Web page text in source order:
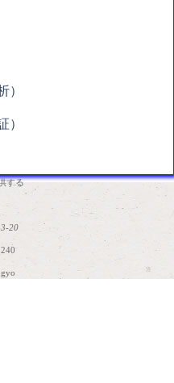
する
20